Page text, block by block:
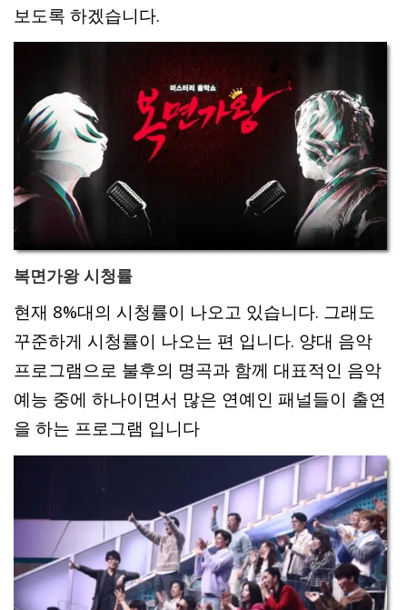
보도록 하겠습니다.
복면가왕 시청률
현재 8%대의 시청률이 나오고 있습니다. 그래도
꾸준하게 시청률이 나오는 편 입니다. 양대 음악
프로그램으로 불후의 명곡과 함께 대표적인 음악
예능 중에 하나이면서 많은 연예인 패널들이 출연
을 하는 프로그램 입니다